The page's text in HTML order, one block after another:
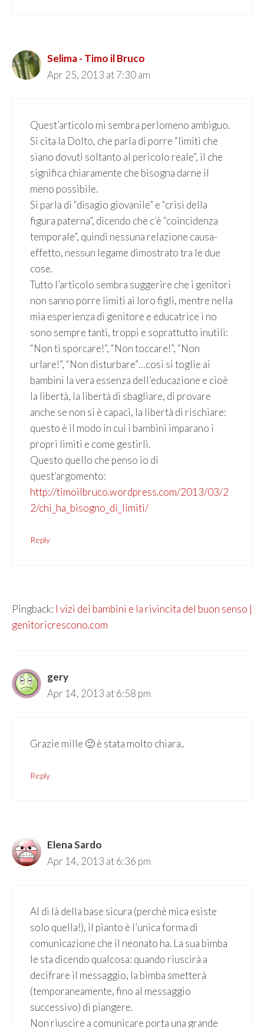
Selima - Timo il Bruco
Apr 25, 2013 at 7:30 am
Quest’articolo mi sembra perlomeno ambiguo.
Si cita la Dolto, che parla di porre “limiti che
siano dovuti soltanto al pericolo reale”, il che
significa chiaramente che bisogna darne il
meno possibile.
Si parla di “disagio giovanile” e “crisi della
figura paterna”, dicendo che c’è “coincidenza
temporale”, quindi nessuna relazione causa-
effetto, nessun legame dimostrato tra le due
cose.
Tutto l’articolo sembra suggerire che i genitori
non sanno porre limiti ai loro figli, mentre nella
mia esperienza di genitore e educatrice i no
sono sempre tanti, troppi e soprattutto inutili:
“Non ti sporcare!”, “Non toccare!”, “Non
urlare!”, “Non disturbare”…così si toglie ai
bambini la vera essenza dell’educazione e cioè
la libertà, la libertà di sbagliare, di provare
anche se non si è capaci, la libertà di rischiare:
questo è il modo in cui i bambini imparano i
propri limiti e come gestirli.
Questo quello che penso io di
quest’argomento:
http://timoilbruco.wordpress.com/2013/03/2
2/chi_ha_bisogno_di_limiti/
Reply
Pingback: I vizi dei bambini e la rivincita del buon senso |
genitoricrescono.com
gery
Apr 14, 2013 at 6:58 pm
Grazie mille 🙂 è stata molto chiara..
Reply
Elena Sardo
Apr 14, 2013 at 6:36 pm
Al di là della base sicura (perchè mica esiste
solo quella!), il pianto è l’unica forma di
comunicazione che il neonato ha. La sua bimba
le sta dicendo qualcosa: quando riuscirà a
decifrare il messaggio, la bimba smetterà
(temporaneamente, fino al messaggio
successivo) di piangere.
Non riuscire a comunicare porta una grande